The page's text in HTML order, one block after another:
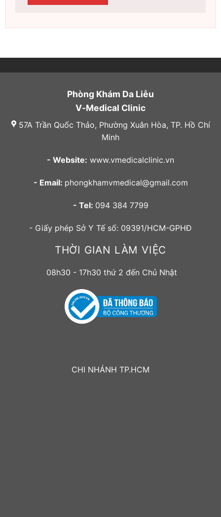
Phòng Khám Da Liễu
V-Medical Clinic
57A Trần Quốc Thảo, Phường Xuân Hòa, TP. Hồ Chí
Minh
- Website: www.vmedicalclinic.vn
- Email: phongkhamvmedical@gmail.com
- Tel: 094 384 7799
- Giấy phép Sở Y Tế số: 09391/HCM-GPHĐ
THỜI GIAN LÀM VIỆC
08h30 - 17h30 thứ 2 đến Chủ Nhật
CHI NHÁNH TP.HCM